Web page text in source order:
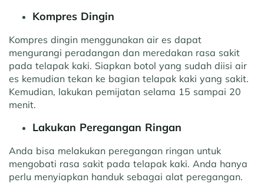
Kompres Dingin
Kompres dingin menggunakan air es dapat
mengurangi peradangan dan meredakan rasa sakit
pada telapak kaki. Siapkan botol yang sudah diisi air
es kemudian tekan ke bagian telapak kaki yang sakit.
Kemudian, lakukan pemijatan selama 15 sampai 20
menit.
Lakukan Peregangan Ringan
Anda bisa melakukan peregangan ringan untuk
mengobati rasa sakit pada telapak kaki. Anda hanya
perlu menyiapkan handuk sebagai alat peregangan.